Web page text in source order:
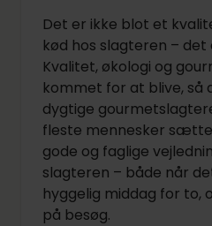
Det er ikke blot et
kød hos slagteren –
Kvalitet, økologi og
kommet for at blive, så
dygtige
fleste mennesker
gode og faglige
slagteren – både når
hyggelig middag for to,
på besøg.